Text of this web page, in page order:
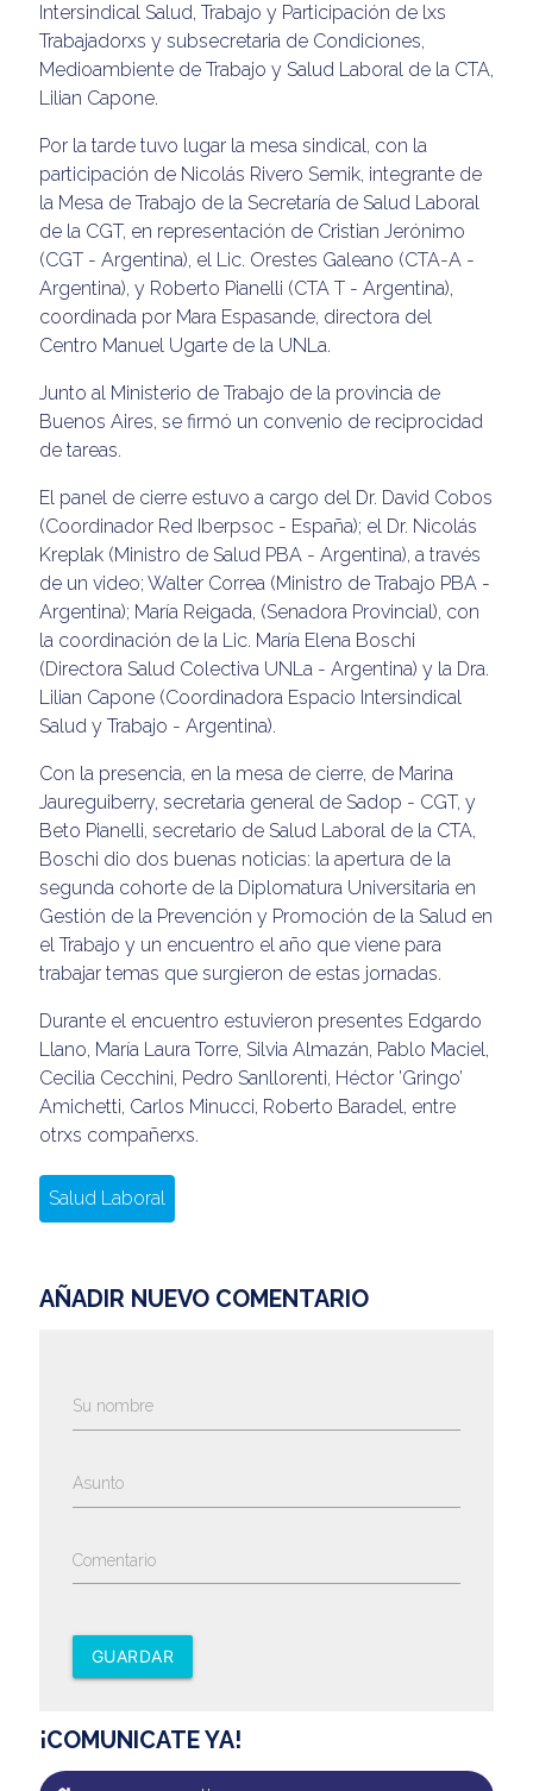
Intersindical Salud, Trabajo y Participación de lxs
Trabajadorxs y subsecretaria de Condiciones,
Medioambiente de Trabajo y Salud Laboral de la CTA,
Lilian Capone.
Por la tarde tuvo lugar la mesa sindical, con la
participación de Nicolás Rivero Semik, integrante de
la Mesa de Trabajo de la Secretaría de Salud Laboral
de la CGT, en representación de Cristian Jerónimo
(CGT - Argentina), el Lic. Orestes Galeano (CTA-A -
Argentina), y Roberto Pianelli (CTA T - Argentina),
coordinada por Mara Espasande, directora del
Centro Manuel Ugarte de la UNLa.
Junto al Ministerio de Trabajo de la provincia de
Buenos Aires, se firmó un convenio de reciprocidad
de tareas.
El panel de cierre estuvo a cargo del Dr. David Cobos
(Coordinador Red Iberpsoc - España); el Dr. Nicolás
Kreplak (Ministro de Salud PBA - Argentina), a través
de un video; Walter Correa (Ministro de Trabajo PBA -
Argentina); María Reigada, (Senadora Provincial), con
la coordinación de la Lic. María Elena Boschi
(Directora Salud Colectiva UNLa - Argentina) y la Dra.
Lilian Capone (Coordinadora Espacio Intersindical
Salud y Trabajo - Argentina).
Con la presencia, en la mesa de cierre, de Marina
Jaureguiberry, secretaria general de Sadop - CGT, y
Beto Pianelli, secretario de Salud Laboral de la CTA,
Boschi dio dos buenas noticias: la apertura de la
segunda cohorte de la Diplomatura Universitaria en
Gestión de la Prevención y Promoción de la Salud en
el Trabajo y un encuentro el año que viene para
trabajar temas que surgieron de estas jornadas.
Durante el encuentro estuvieron presentes Edgardo
Llano, María Laura Torre, Silvia Almazán, Pablo Maciel,
Cecilia Cecchini, Pedro Sanllorenti, Héctor ’Gringo’
Amichetti, Carlos Minucci, Roberto Baradel, entre
otrxs compañerxs.
Salud Laboral
AÑADIR NUEVO COMENTARIO
Su nombre
Asunto
Comentario
GUARDAR
¡COMUNICATE YA!